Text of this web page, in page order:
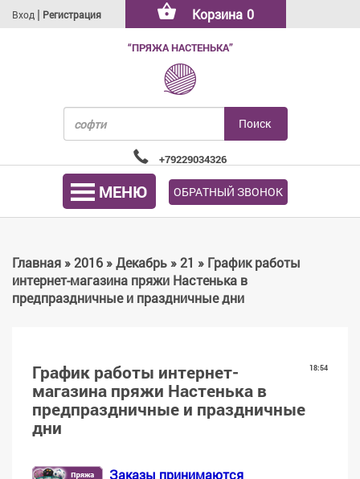
Вход | Регистрация Корзина 0
“ПРЯЖА НАСТЕНЬКА”
+79229034326
МЕНЮ ОБРАТНЫЙ ЗВОНОК
Главная»2016»Декабрь»21 » График работы
интернет-магазина пряжи Настенька в
предпраздничные и праздничные дни
18:54
График работы интернет-
магазина пряжи Настенька в
предпраздничные и праздничные
дни
Заказы принимаются